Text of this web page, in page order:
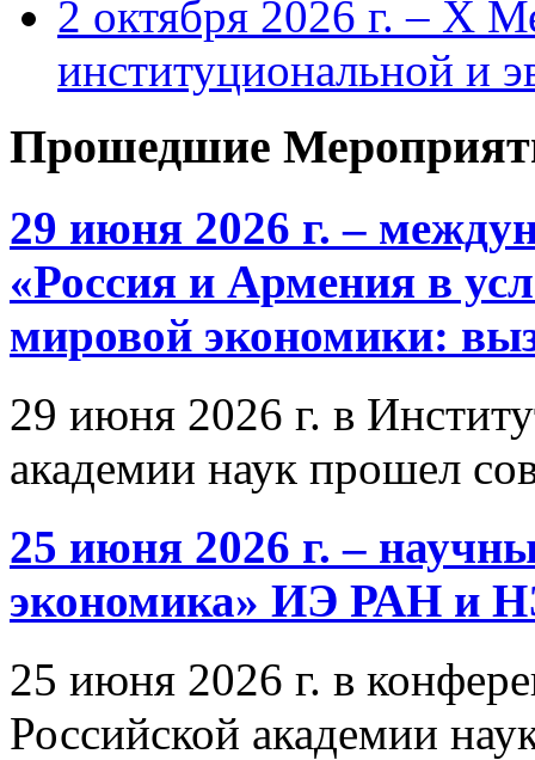
2 октября 2026 г. – X
институциональной и
Прошедшие
29 июня 2026 г. –
«Россия и Армения в
мировой экономики:
29 июня 2026 г. в
академии наук прошел
25 июня 2026 г. –
экономика» ИЭ РАН и
25 июня 2026 г. в
Российской академии